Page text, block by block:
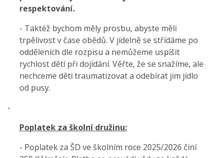
respektování.
- Taktéž bychom měly prosbu, abyste měli
trpělivost v čase obědů. V jídelně se střídáme po
odděleních dle rozpisu a nemůžeme uspíšit
rychlost dětí při dojídání. Věřte, že se snažíme, ale
nechceme děti traumatizovat a odebírat jim jídlo
od pusy.
-
Poplatek za školní družinu:
- Poplatek za ŠD ve školním roce 2025/2026 činí